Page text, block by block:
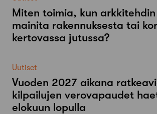
Miten toimia, kun
mainita rakennuksesta tai
kertovassa jutussa?
Uutiset
Vuoden 2027 aikana
kilpailujen verovapaudet
elokuun lopulla